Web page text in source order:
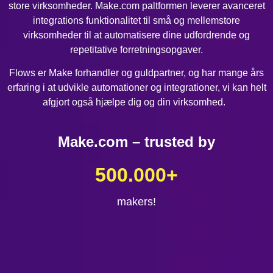
store virksomheder. Make.com paltformen leverer avanceret
integrations funktionalitet til små og mellemstore
virksomheder til at automatisere dine udfordrende og
repetitative forretningsopgaver.
Flows er Make forhandler og guldpartner, og har mange års
erfaring i at udvikle automationer og integrationer, vi kan helt
afgjort også hjælpe dig og din virksomhed.
Make.com – trusted by
makers!
500.000+